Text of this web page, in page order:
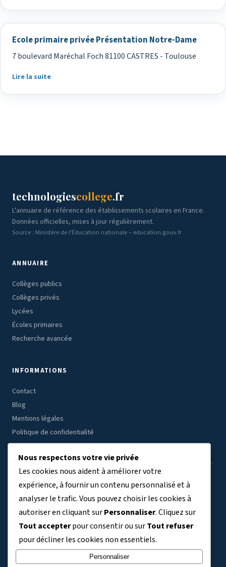
Ecole primaire privée Présentation Notre-Dame
7 boulevard Maréchal Foch 81100 CASTRES - Toulouse
Lire la suite
technologiescollege.fr
L'annuaire de référence des établissements scolaires en France.
Données officielles, mises à jour régulièrement.
Source : Ministère de l'Éducation nationale – education.gouv.fr
ANNUAIRE
Collèges publics
Collèges privés
Lycées
Écoles primaires
Recherche avancée
INFORMATIONS
Contact
Blog
Mentions légales
Politique de confidentialité
ÉTABLISSEMENTS PAR RÉGION
Auvergne-Rhône-Alpes (7804)Bourgogne-Franche-Comté(3409)
Bretagne(3038)Centre-Val de Loire(2691)Corse(329) Grand Est(5763)
Guadeloupe(411)Guyane(140)Hauts-de-France (6356)
Ile-de-France(9120)La Réunion(734)Martinique(363)
Nouvelle-Aquitaine(5992)
Nous respectons votre vie privée
Les cookies nous aident à améliorer votre
expérience, à fournir un contenu personnalisé et à
analyser le trafic. Vous pouvez choisir les cookies à
autoriser en cliquant surPersonnaliser. Cliquez sur
Tout accepterpour consentir ou surTout refuser
pour décliner les cookies non essentiels.
Personnaliser